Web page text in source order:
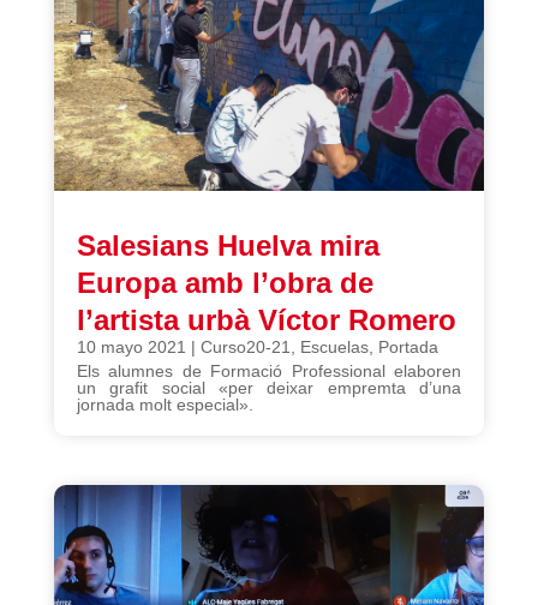
Salesians Huelva mira
Europa amb l’obra de
l’artista urbà Víctor Romero
10 mayo 2021 | Curso20-21 Escuelas, Portada
Els alumnes de Formació Professional elaboren
un grafit social «per deixar empremta d’una
jornada molt especial».